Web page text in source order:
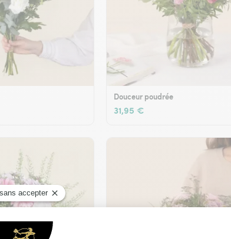
Douceur poudrée
31,95 €